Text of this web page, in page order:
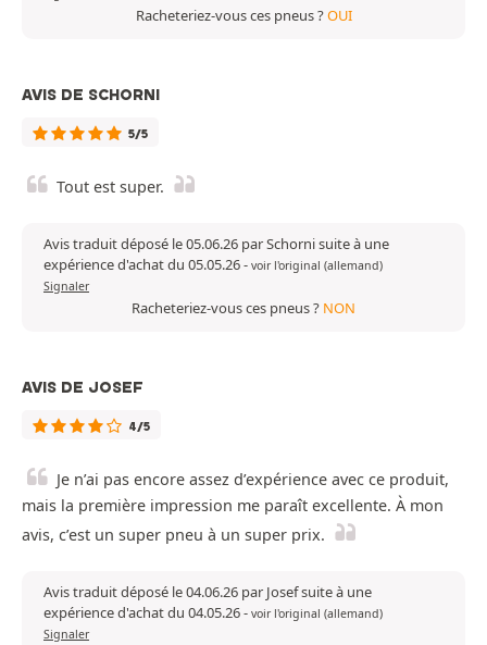
Racheteriez-vous ces pneus ?OUI
AVIS DE SCHORNI
5/5
Tout est super.
Avis traduit déposé le 05.06.26 par Schorni suite à une
expérience d'achat du 05.05.26- voir l'original (allemand)
Signaler
Racheteriez-vous ces pneus ? NON
AVIS DE JOSEF
4/5
Je n’ai pas encore assez d’expérience avec ce produit,
mais la première impression me paraît excellente. À mon
avis, c’est un super pneu à un super prix.
Avis traduit déposé le 04.06.26 par Josef suite à une
expérience d'achat du 04.05.26- voir l'original (allemand)
Signaler